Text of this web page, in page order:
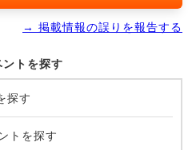
→ 掲載情報の誤りを報告する
トを探す
探す
トを探す